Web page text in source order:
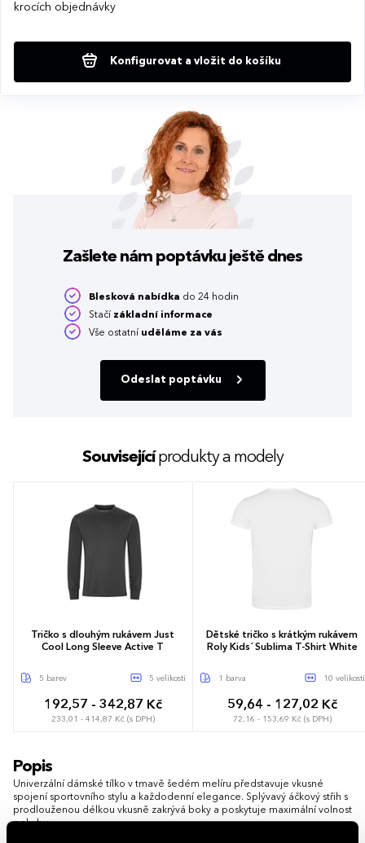
krocích objednávky
Konfigurovat a vložit do košíku
Zašlete nám poptávku ještě dnes
Blesková nabídka do 24 hodin
Stačí základní informace
Vše ostatní uděláme za vás
Odeslat poptávku
Souvisejícíprodukty a modely
Tričko s dlouhým rukávem Just
Cool Long Sleeve Active T
5 barev 5 velikostí
192,57 - 342,87 Kč
233,01 - 414,87 Kč (s DPH)
Dětské tričko s krátkým rukávem
Roly Kids´ Sublima T-Shirt White
1 barva 10 velikostí
59,64 - 127,02 Kč
72,16 - 153,69 Kč (s DPH)
11-12 let
Popis
Univerzální dámské tílko v tmavě šedém melíru představuje vkusné
spojení sportovního stylu a každodenní elegance. Splývavý áčkový střih s
prodlouženou délkou vkusně zakrývá boky a poskytuje maximální volnost
pohybu.